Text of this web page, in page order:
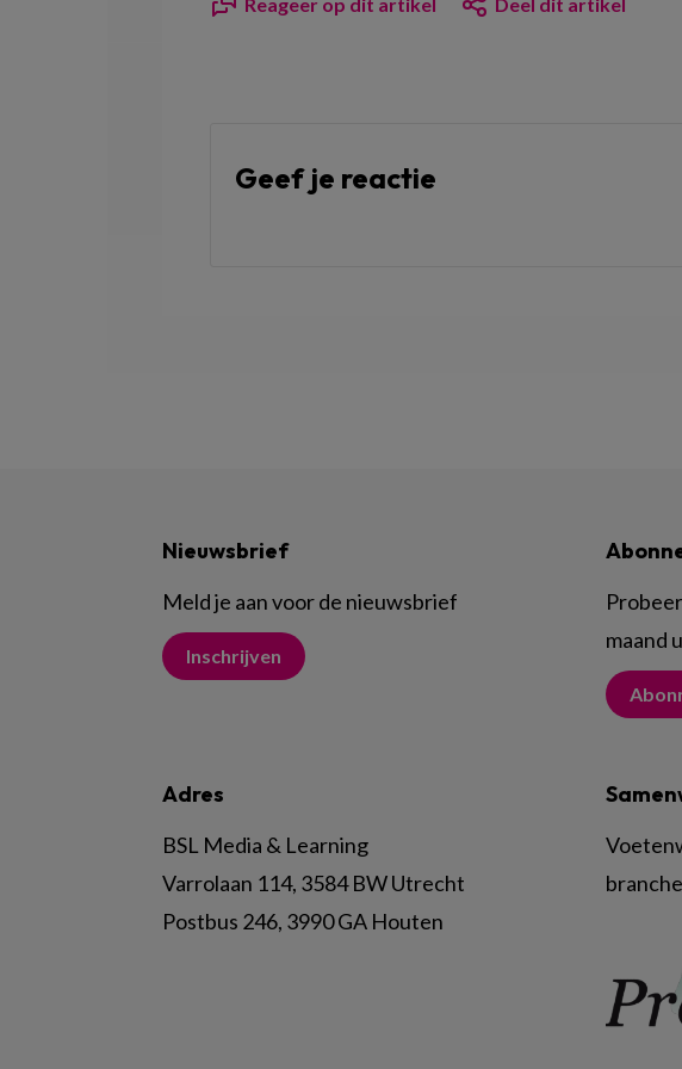
Geef je reactie
Nieuwsbrief
Meld je aan voor de nieuwsbrief
Inschrijven
maand
Adres
BSL Media & Learning
Varrolaan 114, 3584 BW Utrecht
Postbus 246, 3990 GA Houten